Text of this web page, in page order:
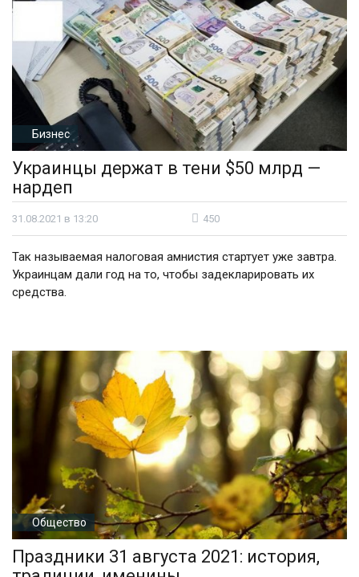
Бизнес
Украинцы держат в тени $50 млрд —
нардеп
31.08.2021 в 13:20 450
Так называемая налоговая амнистия стартует уже завтра.
Украинцам дали год на то, чтобы задекларировать их
средства.
Общество
Праздники 31 августа 2021: история,